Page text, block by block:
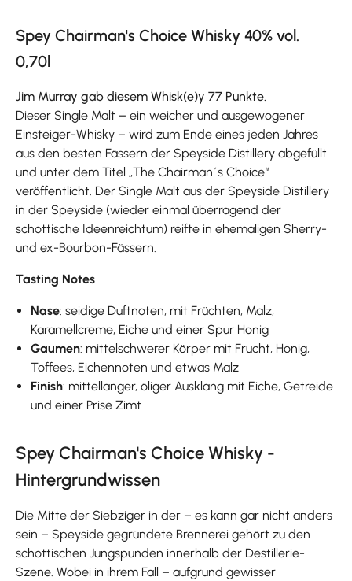
Spey Chairman's Choice Whisky 40% vol.
0,70l
Jim Murray gab diesem Whisk(e)y 77 Punkte.
Dieser Single Malt – ein weicher und ausgewogener
Einsteiger-Whisky – wird zum Ende eines jeden Jahres
aus den besten Fässern der Speyside Distillery abgefüllt
und unter dem Titel „The Chairman´s Choice“
veröffentlicht. Der Single Malt aus der Speyside Distillery
in der Speyside (wieder einmal überragend der
schottische Ideenreichtum) reifte in ehemaligen Sherry-
und ex-Bourbon-Fässern.
Tasting Notes
Nase: seidige Duftnoten, mit Früchten, Malz,
Karamellcreme, Eiche und einer Spur Honig
Gaumen: mittelschwerer Körper mit Frucht, Honig,
Toffees, Eichennoten und etwas Malz
Finish: mittellanger, öliger Ausklang mit Eiche, Getreide
und einer Prise Zimt
Spey Chairman's Choice Whisky -
Hintergrundwissen
Die Mitte der Siebziger in der – es kann gar nicht anders
sein – Speyside gegründete Brennerei gehört zu den
schottischen Jungspunden innerhalb der Destillerie-
Szene. Wobei in ihrem Fall – aufgrund gewisser